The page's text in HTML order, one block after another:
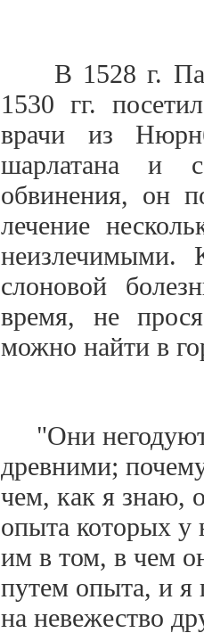
В 1528 г.
1530 гг.
врачи из
шарлатана и
обвинения, он
лечение
неизлечимыми.
слоновой
время, не
можно найти в
"Они
древними;
чем, как я знаю,
опыта которых у
им в том, в чем
путем опыта, и я
на невежество